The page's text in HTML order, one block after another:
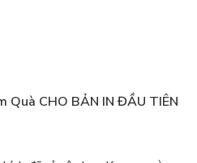
Quà CHO BẢN IN ĐẦU TIÊN